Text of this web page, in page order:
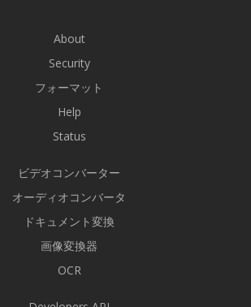
About
Security
フォーマット
Help
Status
ビデオコンバーター
オーディオコンバータ
ドキュメント変換
画像変換器
OCR